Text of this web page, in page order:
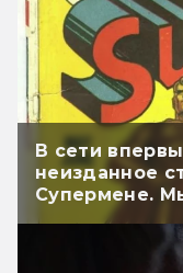
В сети
неизданное
Супермене.